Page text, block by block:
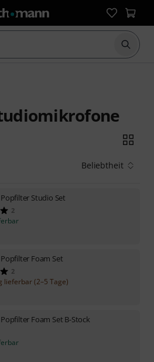
Suche
Beliebtheit
Popfilter Studio Set
2
Popfilter Foam Set
2
lieferbar (2–5 Tage)
Popfilter Foam Set B-Stock